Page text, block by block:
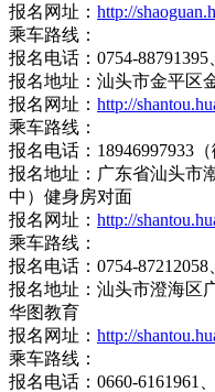
报名网址： http://
乘车路线：
报名电话：0754-88791395
报名地址：汕头市金平区
报名网址： http://
乘车路线：
报名电话：18946997933（
报名地址：广东省汕头市
中）健身房对面
报名网址： http://
乘车路线：
报名电话：0754-87212058
报名地址：汕头市澄海区
华图教育
报名网址： http://
乘车路线：
报名电话：0660-6161961